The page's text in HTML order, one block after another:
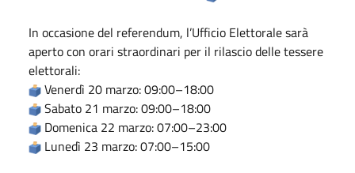
In occasione del referendum, l’Ufficio Elettorale sarà
aperto con orari straordinari per il rilascio delle tessere
elettorali:
Venerdì 20 marzo: 09:00–18:00
Sabato 21 marzo: 09:00–18:00
Domenica 22 marzo: 07:00–23:00
Lunedì 23 marzo: 07:00–15:00